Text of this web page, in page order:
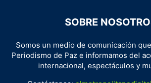
SOBRE
Somos un medio de comunicación
Periodismo de Paz e informamos del
internacional, espectáculos y